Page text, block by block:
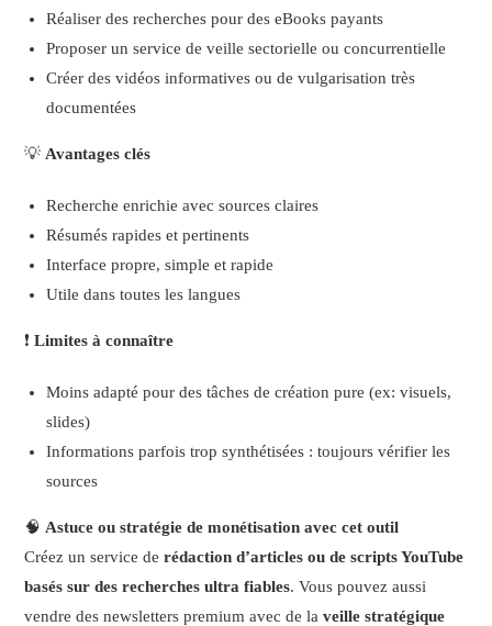
Réaliser des recherches pour des eBooks payants
Proposer un service de veille sectorielle ou concurrentielle
Créer des vidéos informatives ou de vulgarisation très
documentées
💡 Avantages clés
Recherche enrichie avec sources claires
Résumés rapides et pertinents
Interface propre, simple et rapide
Utile dans toutes les langues
❗Limites à connaître
Moins adapté pour des tâches de création pure (ex: visuels,
slides)
Informations parfois trop synthétisées : toujours vérifier les
sources
🧠 Astuce ou stratégie de monétisation avec cet outil
Créez un service derédaction d’articles ou de scripts YouTube
basés sur des recherches ultra fiables. Vous pouvez aussi
vendre des newsletters premium avec de laveille stratégique